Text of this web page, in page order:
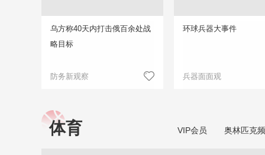
乌方称40天内打击俄百余处战
略目标
防务新观察
环球兵器大事件
兵器面面观
体育 VIP会员 奥林匹克